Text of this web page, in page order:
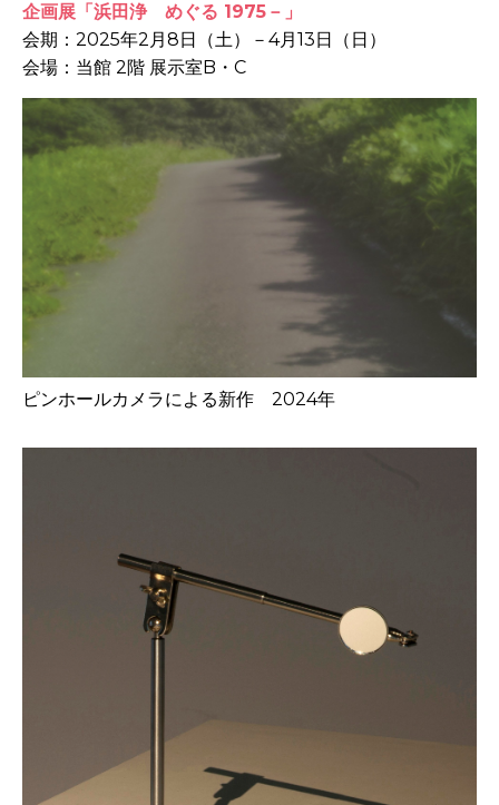
企画展「浜田浄 めぐる 1975－」
会期：2025年2月8日（土）－4月13日（日）
会場：当館 2階 展示室B・C
ピンホールカメラによる新作 2024年